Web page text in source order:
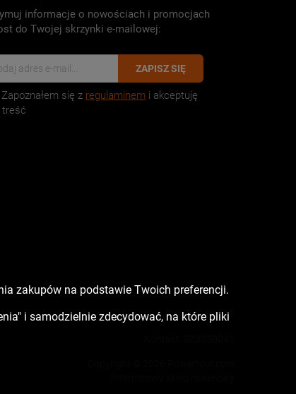
informacje o nowościach i promocjach
do Twojej skrzynki e-mailowej:
ZAPISZ SIĘ
się z regulaminem i akceptuję
treść
zakupów na podstawie Twoich preferencji.
i samodzielnie zdecydować, na które pliki